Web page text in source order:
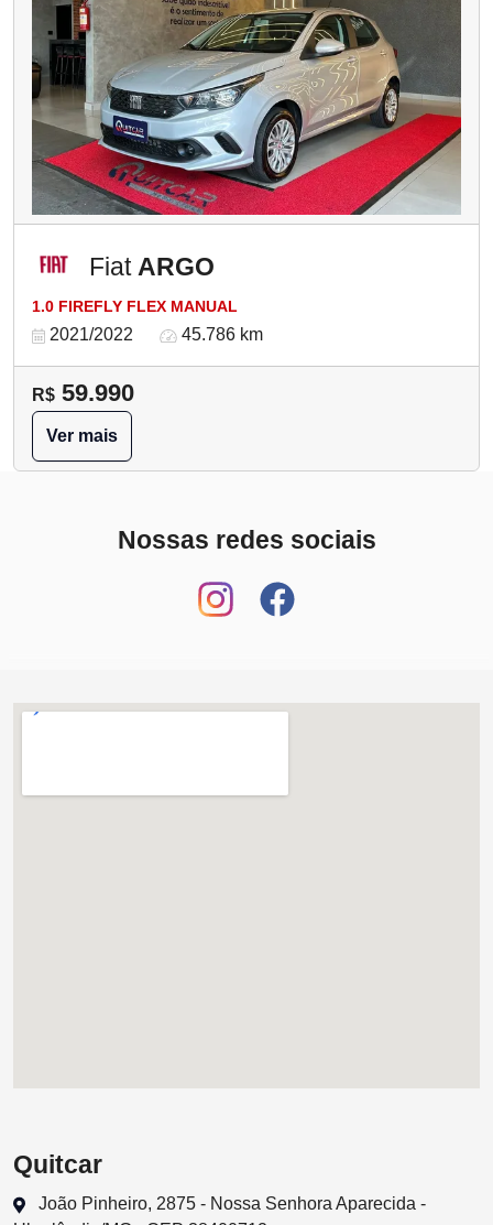
Fiat ARGO
1.0 FIREFLY FLEX MANUAL
2021/2022 45.786 km
R$ 59.990
Ver mais
Nossas redes sociais
Quitcar
João Pinheiro, 2875 - Nossa Senhora Aparecida -